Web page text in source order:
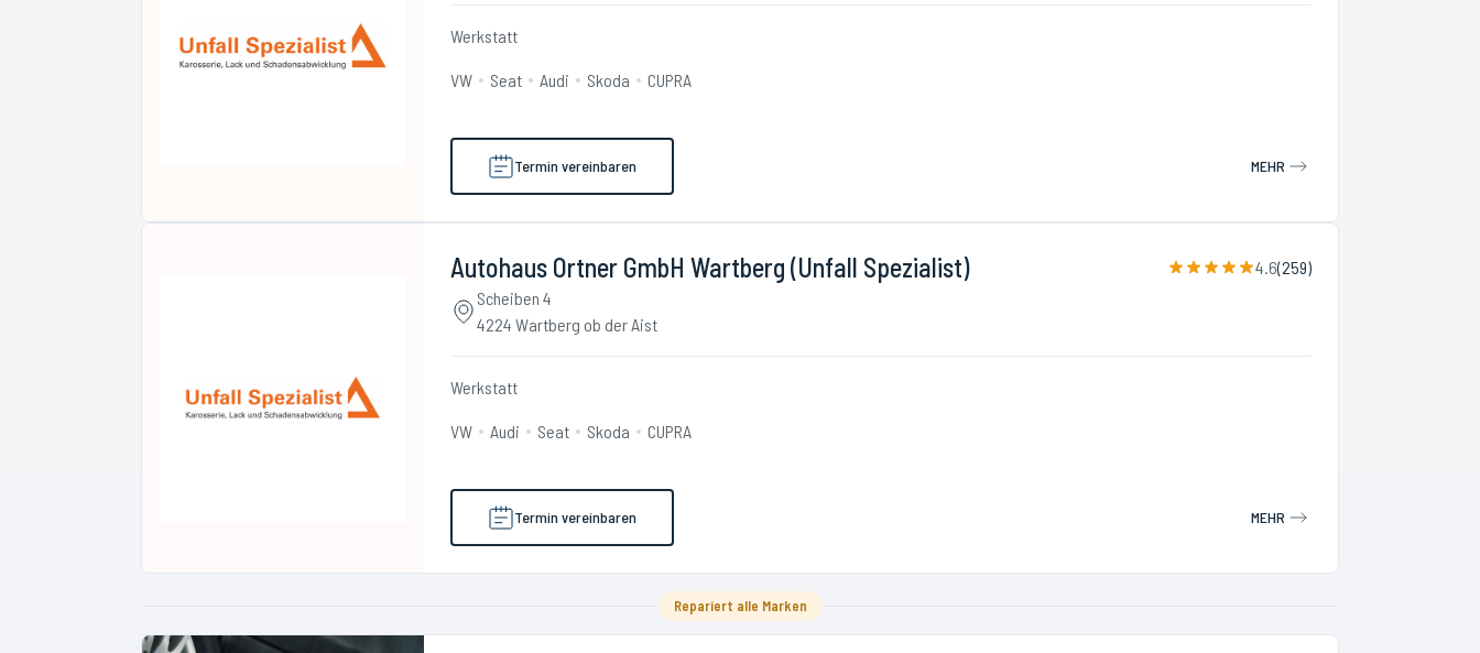
Werkstatt
VW Seat Audi Skoda CUPRA
Termin vereinbaren MEHR
Autohaus Ortner GmbH Wartberg (Unfall Spezialist) 4.6(259)
Scheiben 4
4224 Wartberg ob der Aist
Werkstatt
VW Audi Seat Skoda CUPRA
Termin vereinbaren MEHR
Repariert alle Marken